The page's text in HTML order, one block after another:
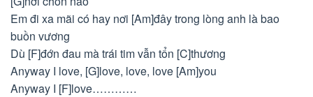
Em đi xa mãi có hay nơi [Am]đây trong lòng anh là bao
buồn vương
Dù [F]đớn đau mà trái tim vẫn tổn [C]thương
Anyway I love, [G]love, love, love [Am]you
Anyway I [F]love…………